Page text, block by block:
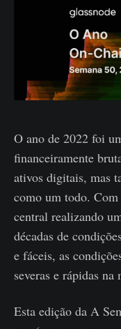
O ano de 2022 foi
financeiramente
ativos digitais, mas
como um todo.
central realizando
décadas de
e fáceis, as
severas e rápidas na
Esta edição da A